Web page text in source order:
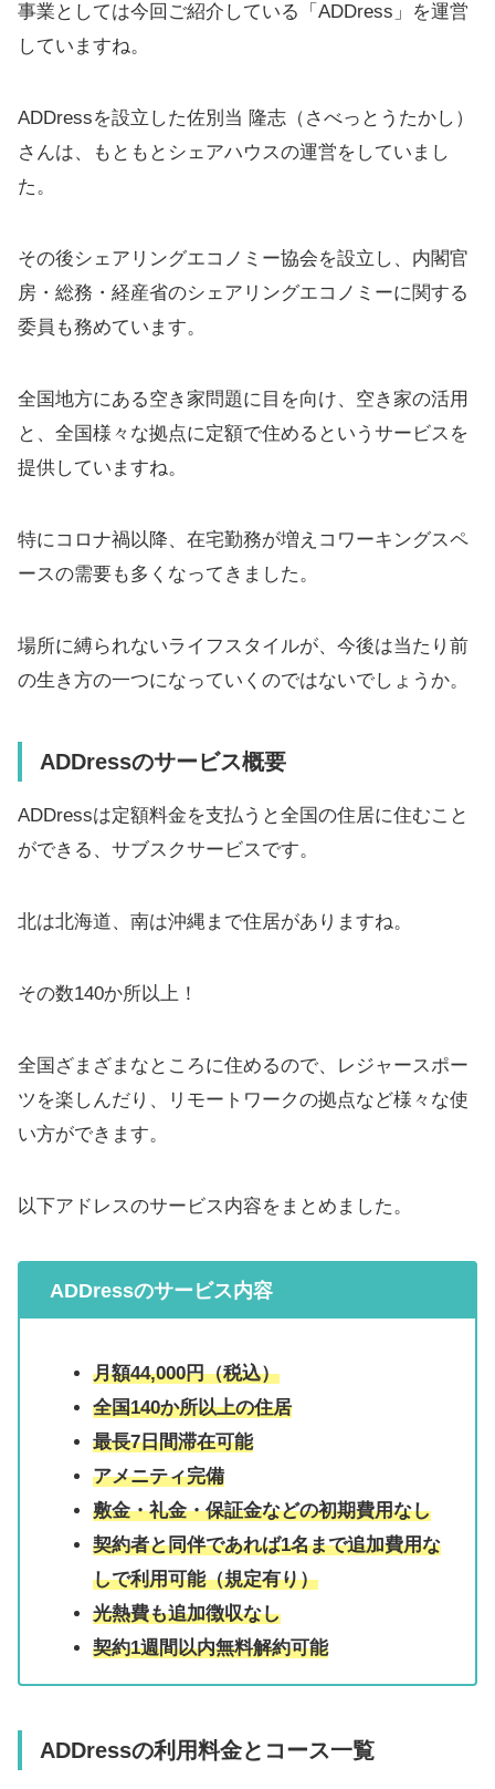
事業としては今回ご紹介している「ADDress」を運営
していますね。
ADDressを設立した佐別当 隆志（さべっとうたかし）
さんは、もともとシェアハウスの運営をしていまし
た。
その後シェアリングエコノミー協会を設立し、内閣官
房・総務・経産省のシェアリングエコノミーに関する
委員も務めています。
全国地方にある空き家問題に目を向け、空き家の活用
と、全国様々な拠点に定額で住めるというサービスを
提供していますね。
特にコロナ禍以降、在宅勤務が増えコワーキングスペ
ースの需要も多くなってきました。
場所に縛られないライフスタイルが、今後は当たり前
の生き方の一つになっていくのではないでしょうか。
ADDressのサービス概要
ADDressは定額料金を支払うと全国の住居に住むこと
ができる、サブスクサービスです。
北は北海道、南は沖縄まで住居がありますね。
その数140か所以上！
全国ざまざまなところに住めるので、レジャースポー
ツを楽しんだり、リモートワークの拠点など様々な使
い方ができます。
以下アドレスのサービス内容をまとめました。
ADDressのサービス内容
月額44,000円（税込）
全国140か所以上の住居
最長7日間滞在可能
アメニティ完備
敷金・礼金・保証金などの初期費用なし
契約者と同伴であれば1名まで追加費用な
しで利用可能（規定有り）
光熱費も追加徴収なし
契約1週間以内無料解約可能
ADDressの利用料金とコース一覧